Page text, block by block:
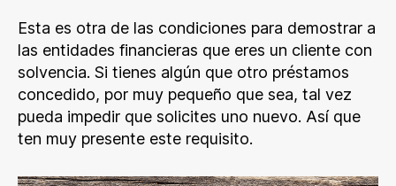
Esta es otra de las condiciones para demostrar a
las entidades financieras que eres un cliente con
solvencia. Si tienes algún que otro préstamos
concedido, por muy pequeño que sea, tal vez
pueda impedir que solicites uno nuevo. Así que
ten muy presente este requisito.